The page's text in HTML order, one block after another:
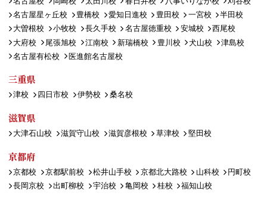
名古屋星ヶ丘校
豊橋校 愛知日進校 豊田校 一宮校
半田校
大曽根校
小牧校 長久手校 名古屋徳重校 安城校
西尾校
大府校
尾張旭校 江南校 新瑞橋校 豊川校 犬山校
津島校
名古屋有松校
医進館名古屋校
三重県
津校 四日市校 伊勢校 桑名校
滋賀県
大津石山校 滋賀守山校 滋賀彦根校 草津校 堅田校
京都府
京都校 京都駅前校 松井山手校 京都北大路校 山科校
円町校
長岡京校
出町柳校 宇治校 亀岡校 桂校 福知山校